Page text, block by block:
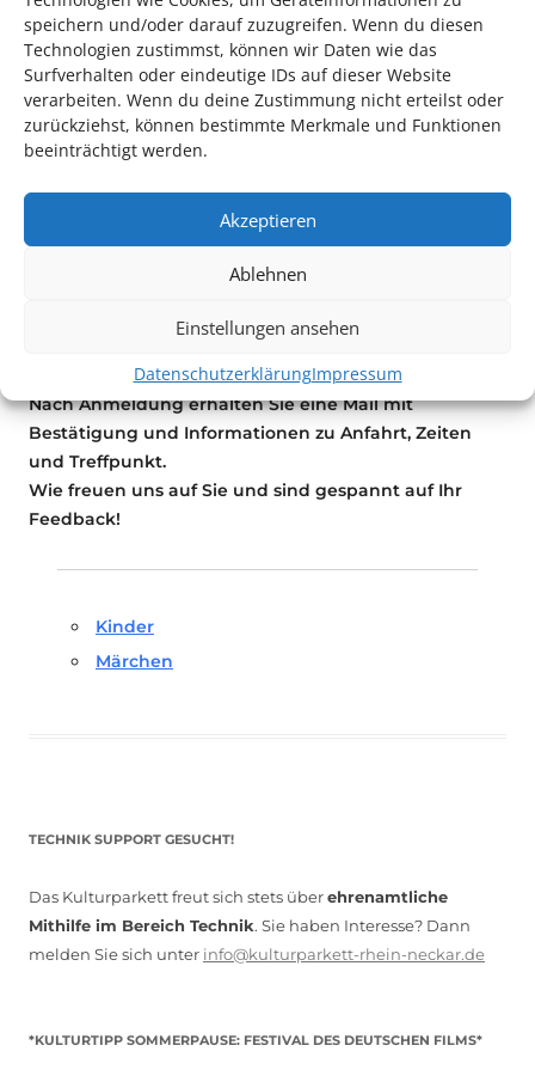
speichern und/oder darauf zuzugreifen. Wenn du diesen
Technologien zustimmst, können wir Daten wie das
Surfverhalten oder eindeutige IDs auf dieser Website
verarbeiten. Wenn du deine Zustimmung nicht erteilst oder
zurückziehst, können bestimmte Merkmale und Funktionen
beeinträchtigt werden.
Akzeptieren
Ablehnen
Einstellungen ansehen
DatenschutzerklärungImpressum
Kommen Sie amSo., 15.12, 15:00 Uhr in unsere
Vorstellung „Die Schneekönigin“ ins alte Kino
Franklin. Vor Ihrem Besuch werden wir Ihnen
eineanonyme Umfrageschicken, mit der Bitte diese
auszufüllen.
Vorstellung setzen wir uns zu einem kleinen
Eintritt ist für Sie frei. Bitte melden Sie sich
Stichwort „Extra Option“ per Mail hier
reservierung@kulturparkett-rhein-neckar.de
Nach Anmeldung erhalten Sie eine Mail mit
Bestätigung und Informationen zu Anfahrt, Zeiten
und Treffpunkt.
Wie freuen uns auf Sie und sind gespannt auf Ihr
Feedback!
Kinder
Märchen
TECHNIK SUPPORT GESUCHT!
Das Kulturparkett freut sich stets überehrenamtliche
Mithilfe im Bereich Technik. Sie haben Interesse? Dann
melden Sie sich unter info@kulturparkett-rhein-neckar.de
*KULTURTIPP SOMMERPAUSE: FESTIVAL DES DEUTSCHEN FILMS*